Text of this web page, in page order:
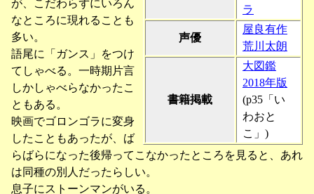
ラ
声優
屋良有作
荒川太朗
書籍掲載
大図鑑
2018年版
(p35「い
わおと
こ」)
が、こだわらずにいろん
なところに現れることも
多い。
語尾に「ガンス」をつけ
てしゃべる。一時期片言
しかしゃべらなかったこ
ともある。
映画でゴロンゴラに変身
したこともあったが、ば
らばらになった後帰ってこなかったところを見ると、あれ
は同種の別人だったらしい。
息子にストーンマンがいる。